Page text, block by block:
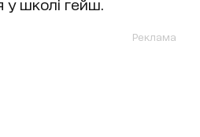
школі гейш.
Реклама